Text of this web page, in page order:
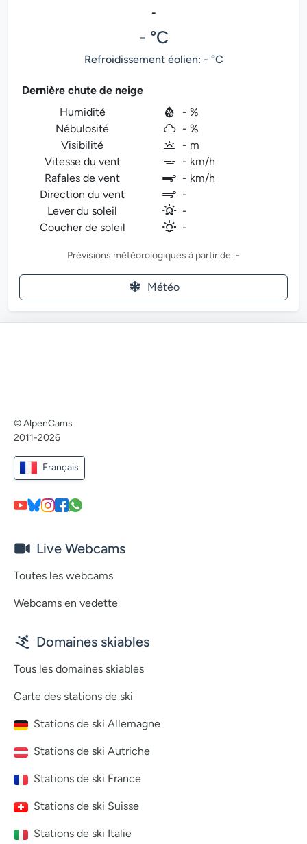
-
- °C
Refroidissement éolien: - °C
Dernière chute de neige
Humidité
- %
Nébulosité
- %
Visibilité
- m
Vitesse du vent
- km/h
Rafales de vent
- km/h
Direction du vent
-
Lever du soleil
-
Coucher de soleil
-
Prévisions météorologiques à partir de: -
Météo
© AlpenCams
2011-2026
Français
Live Webcams
Toutes les webcams
Webcams en vedette
Domaines skiables
Tous les domaines skiables
Carte des stations de ski
Stations de ski Allemagne
Stations de ski Autriche
Stations de ski France
Stations de ski Suisse
Stations de ski Italie